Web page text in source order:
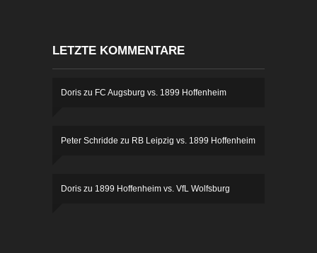
LETZTE KOMMENTARE
Doris zu FC Augsburg vs. 1899 Hoffenheim
Peter Schridde zu RB Leipzig vs. 1899 Hoffenheim
Doris zu 1899 Hoffenheim vs. VfL Wolfsburg